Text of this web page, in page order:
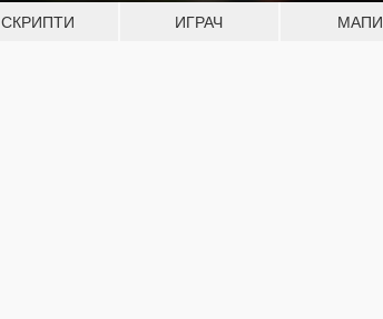
СКРИПТИ ИГРАЧ МАПИ